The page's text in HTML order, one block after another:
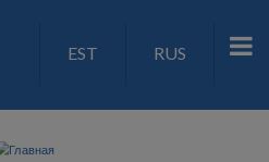
LANGUAGE
EST RUS